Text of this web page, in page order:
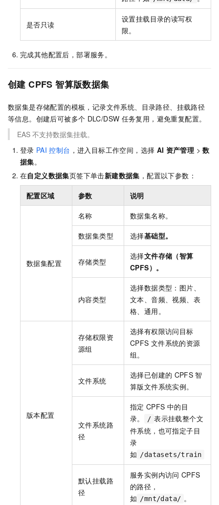
是否只读
设置挂载目录的读写权
限。
完成其他配置后，部署服务。
创建 CPFS 智算版数据集
数据集是存储配置的模板，记录文件系统、目录路径、挂载路径
等信息。创建后可被多个 DLC/DSW 任务复用，避免重复配置。
EAS 不支持数据集挂载。
登录 PAI 控制台 ，进入目标工作空间，选择 AI 资产管理 >数
据集。
在自定义数据集页签下单击新建数据集 ，配置以下参数：
配置区域 参数 说明
数据集配置
名称 数据集名称。
数据集类型 选择基础型。
存储类型
选择文件存储（智算
CPFS）。
内容类型
选择数据类型：图片、
文本、音频、视频、表
格、通用。
版本配置
存储权限资
源组
选择有权限访问目标
CPFS 文件系统的资源
组。
文件系统
选择已创建的 CPFS 智
算版文件系统实例。
文件系统路
径
指定 CPFS 中的目
录。
/ 表示挂载整个文
件系统，也可指定子目
录
如 /datasets/train
默认挂载路
径
服务实例内访问 CPFS
的路径，
如 /mnt/data/ 。